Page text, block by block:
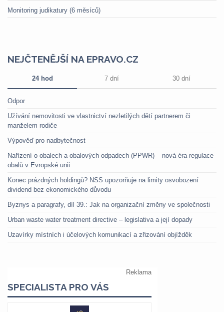
Monitoring judikatury (6 měsíců)
NEJČTENĚJŠÍ NA EPRAVO.CZ
24 hod 7 dní 30 dní
Odpor
Užívání nemovitosti ve vlastnictví nezletilých dětí partnerem či
manželem rodiče
Výpověď pro nadbytečnost
Nařízení o obalech a obalových odpadech (PPWR) – nová éra regulace
obalů v Evropské unii
Konec prázdných holdingů? NSS upozorňuje na limity osvobození
dividend bez ekonomického důvodu
Byznys a paragrafy, díl 39.: Jak na organizační změny ve společnosti
Urban waste water treatment directive – legislativa a její dopady
Uzavírky místních i účelových komunikací a zřizování objížděk